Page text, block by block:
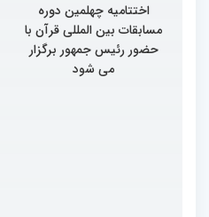
اختتامیه چهلمین دوره
مسابقات بین المللی قرآن با
حضور رئیس جمهور برگزار
می شود